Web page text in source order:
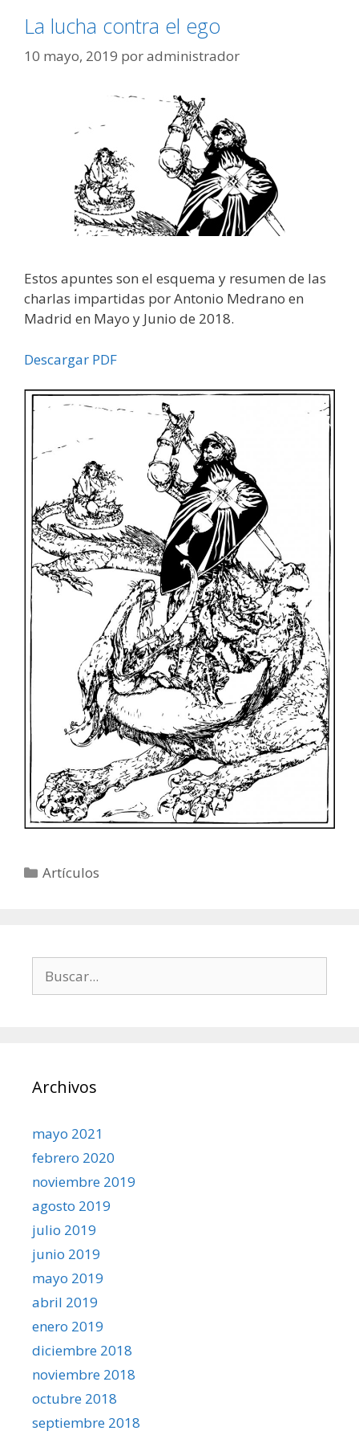
La lucha contra el ego
10 mayo, 2019 poradministrador
Estos apuntes son el esquema y resumen de las
charlas impartidas por Antonio Medrano en
Madrid en Mayo y Junio de 2018.
Descargar PDF
Categorías
Artículos
Archivos
mayo 2021
febrero 2020
noviembre 2019
agosto 2019
julio 2019
junio 2019
mayo 2019
abril 2019
enero 2019
diciembre 2018
noviembre 2018
octubre 2018
septiembre 2018